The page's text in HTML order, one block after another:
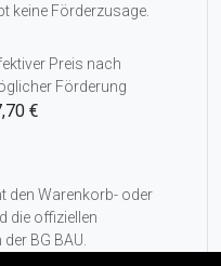
keine Förderzusage.
Preis nach
Förderung
€
den Warenkorb- oder
die offiziellen
BG BAU.